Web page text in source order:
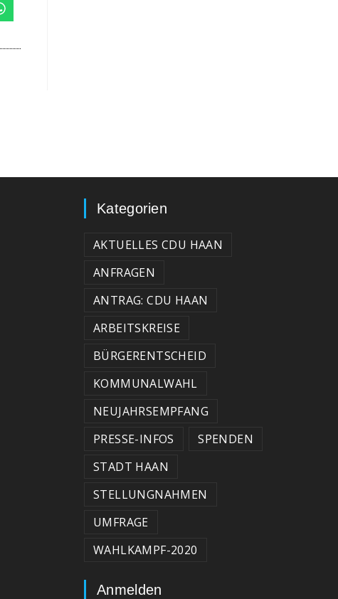
Kategorien
AKTUELLES CDU HAAN
ANFRAGEN
ANTRAG: CDU HAAN
ARBEITSKREISE
BÜRGERENTSCHEID
KOMMUNALWAHL
NEUJAHRSEMPFANG
PRESSE-INFOS
SPENDEN
STADT HAAN
STELLUNGNAHMEN
UMFRAGE
WAHLKAMPF-2020
Anmelden